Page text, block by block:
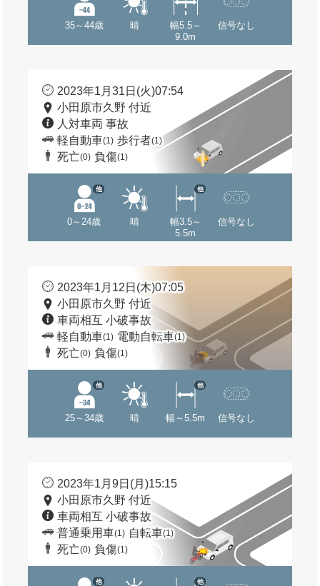
35～44歳 晴
幅5.5～
9.0m
信号なし
2023年1月31日(火)07:54
小田原市久野 付近
人対車両 事故
軽自動車(1) 歩行者(1)
死亡(0) 負傷(1)
0～24歳
他
晴
幅3.5～
5.5m
他
信号なし
2023年1月12日(木)07:05
小田原市久野 付近
車両相互 小破事故
軽自動車(1) 電動自転車(1)
死亡(0) 負傷(1)
25～34歳
他
晴 幅～5.5m
他
信号なし
2023年1月9日(月)15:15
小田原市久野 付近
車両相互 小破事故
普通乗用車(1) 自転車(1)
死亡(0) 負傷(1)
他 他